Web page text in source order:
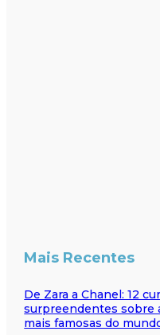
Mais Recentes
De Zara a Chanel: 12
surpreendentes sobre
mais famosas do